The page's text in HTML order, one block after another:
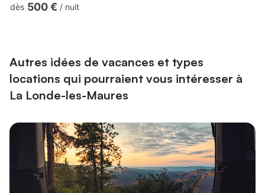
s'ouvre sur des terrasses orientées au sud. Le rez-de-chaussée
dès 500 € / nuit
Autres idées de vacances et types
locations qui pourraient vous intéresser à
La Londe-les-Maures